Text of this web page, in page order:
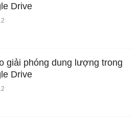
Drive
giải phóng dung lượng trong
Drive